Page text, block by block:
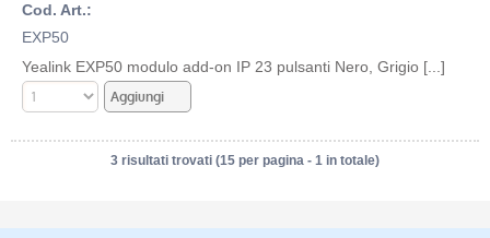
Cod. Art.:
EXP50
Yealink EXP50 modulo add-on IP 23 pulsanti Nero, Grigio [...]
3 risultati trovati (15 per pagina - 1 in totale)